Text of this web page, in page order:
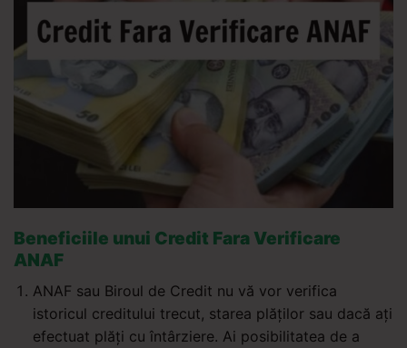
Beneficiile unui Credit Fara Verificare
ANAF
ANAF sau Biroul de Credit nu vă vor verifica
istoricul creditului trecut, starea plăților sau dacă ați
efectuat plăți cu întârziere. Ai posibilitatea de a